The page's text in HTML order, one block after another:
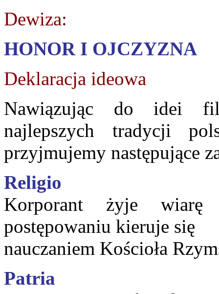
Dewiza:
HONOR I OJCZYZNA
Deklaracja ideowa
Nawiązując do idei
najlepszych tradycji
przyjmujemy następujące
Religio
Korporant żyje
postępowaniu kieruje się
nauczaniem Kościoła
Patria